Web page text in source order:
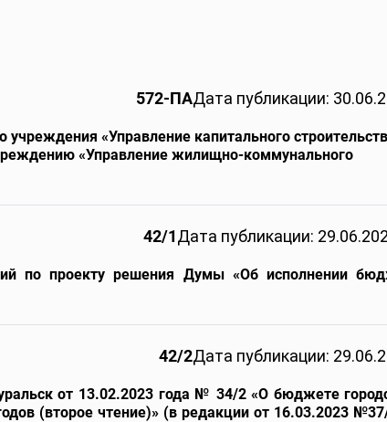
572-ПАДата публикации:
«Управление капитального
«Управление жилищно-коммунального
42/1Дата публикации:
по проекту решения Думы «Об исполнении
42/2Дата публикации:
от 13.02.2023 года № 34/2 «О бюджете
(второе чтение)» (в редакции от 16.03.2023